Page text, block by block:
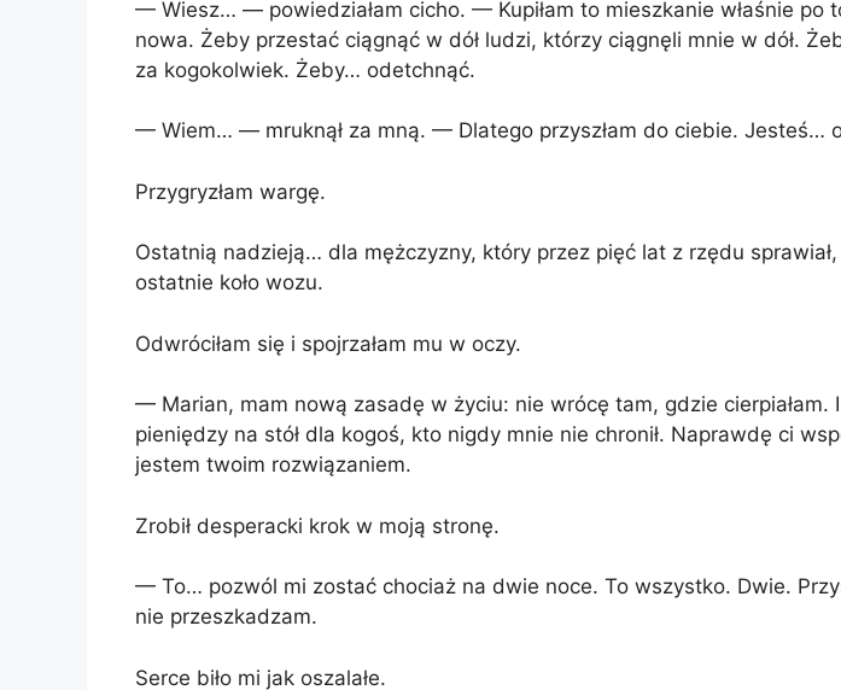
— Wiesz… — powiedziałam cicho. — Kupiłam to mieszkanie właśnie po
nowa. Żeby przestać ciągnąć w dół ludzi, którzy ciągnęli mnie w dół.
za kogokolwiek. Żeby… odetchnąć.
— Wiem… — mruknął za mną. — Dlatego przyszłam do ciebie. Jesteś…
Przygryzłam wargę.
Ostatnią nadzieją… dla mężczyzny, który przez pięć lat z rzędu sprawiał,
ostatnie koło wozu.
Odwróciłam się i spojrzałam mu w oczy.
— Marian, mam nową zasadę w życiu: nie wrócę tam, gdzie cierpiałam. I
pieniędzy na stół dla kogoś, kto nigdy mnie nie chronił. Naprawdę ci
jestem twoim rozwiązaniem.
Zrobił desperacki krok w moją stronę.
— To… pozwól mi zostać chociaż na dwie noce. To wszystko. Dwie.
nie przeszkadzam.
Serce biło mi jak oszalałe.